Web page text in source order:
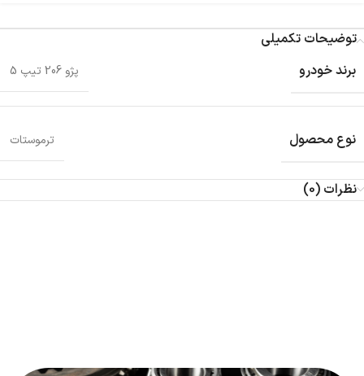
توضیحات تکمیلی
برند خودرو
پژو 206 تیپ 5
نوع محصول ترموستات
نظرات (0)